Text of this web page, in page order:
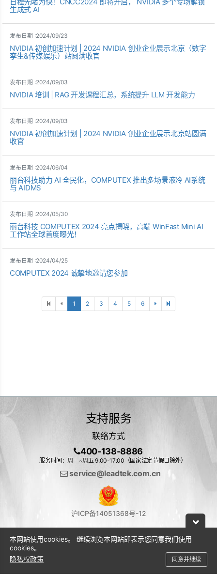
生成式 AI
发布日期 :2024/09/23
NVIDIA 初创加速计划 | 2024 NVIDIA 创业企业展示北京（数字
孪生&传媒娱乐）站圆满收官
发布日期 :2024/09/03
NVIDIA 培训 | RAG 开发课程汇总，系统提升 LLM 开发能力
发布日期 :2024/09/03
NVIDIA 初创加速计划 | 2024 NVIDIA 创业企业展示北京站圆满
收官
发布日期 :2024/06/04
丽台科技助力 AI 全民化，COMPUTEX 推出多场景液冷 AI系统
与 AIDMS
发布日期 :2024/05/30
丽台科技 COMPUTEX 2024 亮点揭晓，高端 WinFast Mini AI
工作站全球首度曝光！
发布日期 :2024/04/25
COMPUTEX 2024 诚挚地邀请您参加
1 2 3 4 5 6
支持服务
联络方式
400-138-8886
服务时间：周一~周五 9:00-17:00（国家法定节假日除外）
service@leadtek.com.cn
沪ICP备14051368号-12
本网站使用cookies。 继续浏览本网站即表示您同意我们使用
cookies。
隐私权政策
同意并继续